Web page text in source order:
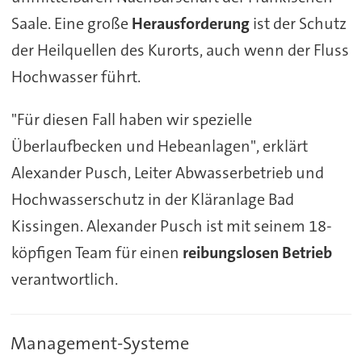
Saale. Eine große Herausforderungist der Schutz
der Heilquellen des Kurorts, auch wenn der Fluss
Hochwasser führt.
"Für diesen Fall haben wir spezielle
Überlaufbecken und Hebeanlagen", erklärt
Alexander Pusch, Leiter Abwasserbetrieb und
Hochwasserschutz in der Kläranlage Bad
Kissingen. Alexander Pusch ist mit seinem 18-
köpfigen Team für einen reibungslosen Betrieb
verantwortlich.
Management-Systeme